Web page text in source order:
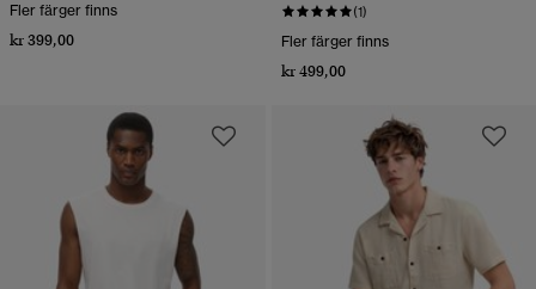
Fler färger finns
kr 399,00
(1)
Fler färger finns
kr 499,00